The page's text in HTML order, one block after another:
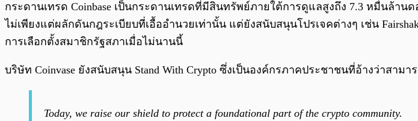
กระดานเทรด Coinbase เป็นกระดานเทรดที่มีสินทรัพย์ภายใต้การดูแลสูงถึง 7.3 หมื่นล้
ไม่เพียงแต่ผลักดันกฎระเบียบที่เอื้ออำนวยเท่านั้น แต่ยังสนับสนุนโปรเจคต่างๆ เช่น
การเลือกตั้งสมาชิกรัฐสภาเมื่อไม่นานนี้
บริษัท Coinvase ยังสนับสนุน Stand With Crypto ซึ่งเป็นองค์กรภาคประชาชนที่อ้างว่าส
Today, we raise our shield to protect a foundational part of the crypto community.